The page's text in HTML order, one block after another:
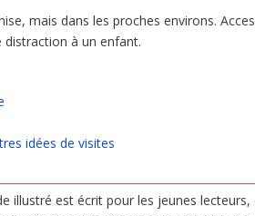
mais dans les proches environs.
à un enfant.
idées de visites
illustré est écrit pour les jeunes lecteurs,